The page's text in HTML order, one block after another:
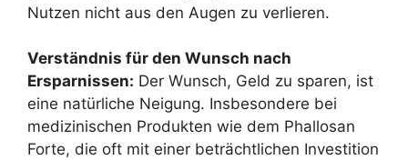
Nutzen nicht aus den Augen zu verlieren.
Verständnis für den Wunsch nach
Ersparnissen: Der Wunsch, Geld zu sparen, ist
eine natürliche Neigung. Insbesondere bei
medizinischen Produkten wie dem Phallosan
Forte, die oft mit einer beträchtlichen Investition